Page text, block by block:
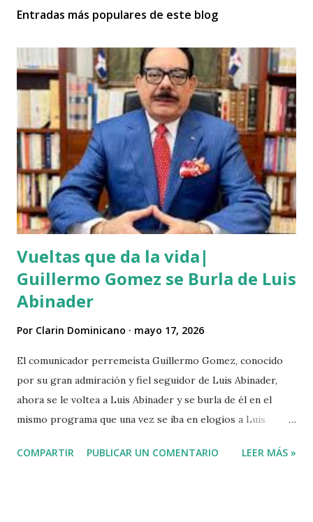
b
a
r
c
o
m
e
t
a
i
o
Entradas más populares de este blog
Vueltas que da la vida|
Guillermo Gomez se Burla de Luis
Abinader
Por Clarin Dominicano mayo 17, 2026
El comunicador perremeísta Guillermo Gomez, conocido
por su gran admiración y fiel seguidor de Luis Abinader,
ahora se le voltea a Luis Abinader y se burla de él en el
mismo programa que una vez se iba en elogios a Luis
COMPARTIR PUBLICAR UN COMENTARIO LEER MÁS »